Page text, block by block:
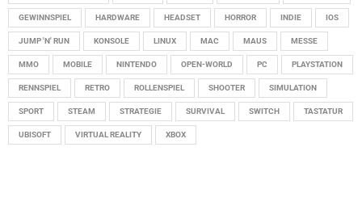
GEWINNSPIEL HARDWARE HEADSET HORROR INDIE IOS
JUMP 'N' RUN KONSOLE LINUX MAC MAUS MESSE
MMO MOBILE NINTENDO OPEN-WORLD PC PLAYSTATION
RENNSPIEL RETRO ROLLENSPIEL SHOOTER SIMULATION
SPORT STEAM STRATEGIE SURVIVAL SWITCH TASTATUR
UBISOFT VIRTUAL REALITY XBOX